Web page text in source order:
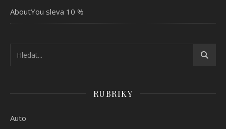
AboutYou sleva 10 %
RUBRIKY
Auto